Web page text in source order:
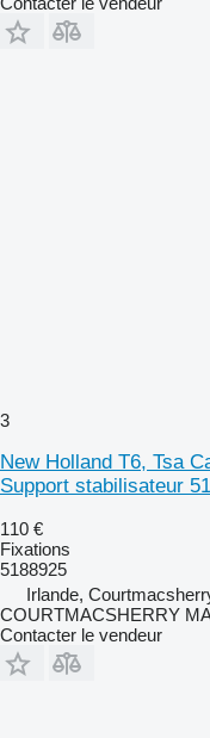
3
New Holland T6, Tsa
Support stabilisateur
110 €
Fixations
5188925
Irlande,
COURTMACSHERRY
Contacter le vendeur